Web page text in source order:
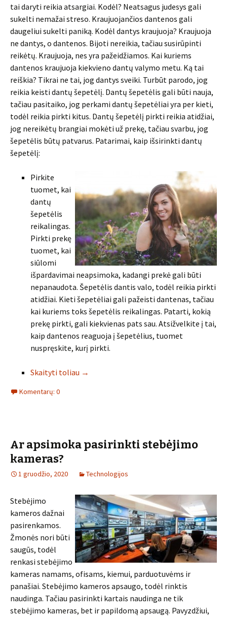
tai daryti reikia atsargiai. Kodėl? Neatsagus judesys gali
sukelti nemažai streso. Kraujuojančios dantenos gali
daugeliui sukelti paniką. Kodėl dantys kraujuoja? Kraujuoja
ne dantys, o dantenos. Bijoti nereikia, tačiau susirūpinti
reikėtų. Kraujuoja, nes yra pažeidžiamos. Kai kuriems
dantenos kraujuoja kiekvieno dantų valymo metu. Ką tai
reiškia? Tikrai ne tai, jog dantys sveiki. Turbūt parodo, jog
reikia keisti dantų šepetėlį. Dantų šepetėlis gali būti nauja,
tačiau pasitaiko, jog perkami dantų šepetėliai yra per kieti,
todėl reikia pirkti kitus. Dantų šepetėlį pirkti reikia atidžiai,
jog nereikėtų brangiai mokėti už prekę, tačiau svarbu, jog
šepetėlis būtų patvarus. Patarimai, kaip išsirinkti dantų
šepetėlį:
Pirkite
tuomet, kai
dantų
šepetėlis
reikalingas.
Pirkti prekę
tuomet, kai
siūlomi
išpardavimai neapsimoka, kadangi prekė gali būti
nepanaudota. Šepetėlis dantis valo, todėl reikia pirkti
atidžiai. Kieti šepetėliai gali pažeisti dantenas, tačiau
kai kuriems toks šepetėlis reikalingas. Patarti, kokią
prekę pirkti, gali kiekvienas pats sau. Atsižvelkite į tai,
kaip dantenos reaguoja į šepetėlius, tuomet
nuspręskite, kurį pirkti.
Skaityti toliau →
Komentarų: 0
Ar apsimoka pasirinkti stebėjimo
kameras?
1 gruodžio, 2020 Technologijos
Stebėjimo
kameros dažnai
pasirenkamos.
Žmonės nori būti
saugūs, todėl
renkasi stebėjimo
kameras namams, ofisams, kiemui, parduotuvėms ir
panašiai. Stebėjimo kameros apsaugo, todėl rinktis
naudinga. Tačiau pasirinkti kartais naudinga ne tik
stebėjimo kameras, bet ir papildomą apsaugą. Pavyzdžiui,